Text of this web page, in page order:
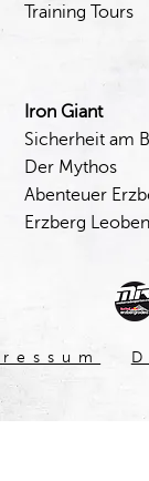
Training Tours
Iron Giant
Sicherheit am
Der Mythos
Abenteuer
Erzberg Leoben